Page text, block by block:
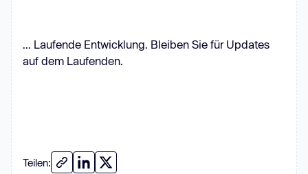
... Laufende Entwicklung. Bleiben Sie für Updates
auf dem Laufenden.
Teilen: